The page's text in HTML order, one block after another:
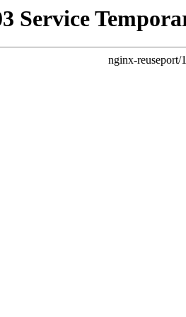
Service
nginx-reuseport/